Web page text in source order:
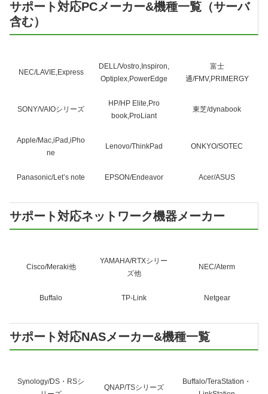
サポート対応PCメーカー&機種一覧（サーバ
含む）
NEC/LAVIE,Express
DELL/Vostro,Inspiron,
Optiplex,PowerEdge
富士
通/FMV,PRIMERGY
SONY/VAIOシリーズ
HP/HP Elite,Pro
book,ProLiant
東芝/dynabook
Apple/Mac,iPad,iPho
ne
Lenovo/ThinkPad ONKYO/SOTEC
Panasonic/Let’s note EPSON/Endeavor Acer/ASUS
サポート対応ネットワーク機器メーカー
Cisco/Meraki他
YAMAHA/RTXシリー
ズ他
NEC/Aterm
Buffalo TP-Link Netgear
サポート対応NASメーカー&機種一覧
Synology/DS・RSシ
QNAP/TSシリーズ
Buffalo/TeraStation・